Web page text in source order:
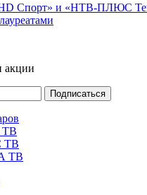
Спорт» и «НТВ-ПЛЮС
акции
Подписаться
ТВ
ТВ